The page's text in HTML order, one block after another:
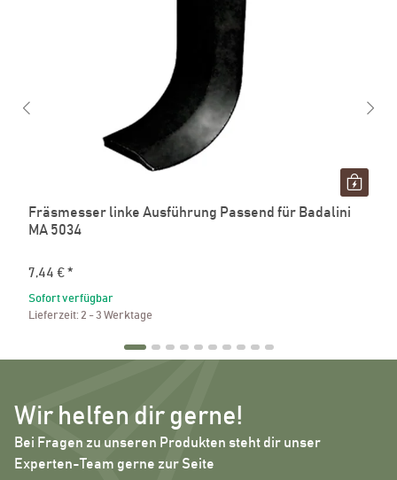
Fräsmesser linke Ausführung Passend für Badalini
MA 5034
7,44 € *
Sofort verfügbar
Lieferzeit: 2 - 3 Werktage
Wir helfen dir gerne!
Bei Fragen zu unseren Produkten steht dir unser
Experten-Team gerne zur Seite